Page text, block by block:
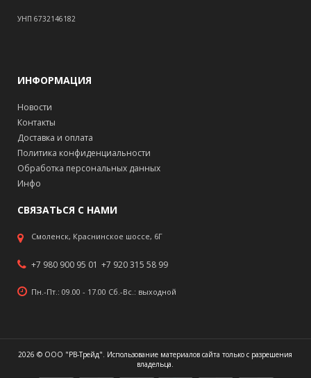
УНП 6732146182
ИНФОРМАЦИЯ
Новости
Контакты
Доставка и оплата
Политика конфиденциальности
Обработка персональных данных
Инфо
СВЯЗАТЬСЯ С НАМИ
Смоленск, Краснинское шоссе, 6Г
+7 980 900 95 01 +7 920 315 58 99
Пн.-Пт.: 09.00 - 17.00 Сб.-Вс.: выходной
2026 © ООО "РВ-Трейд". Использование материалов сайта только с разрешения
владельца.